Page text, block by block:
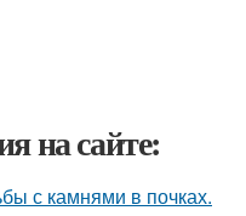
на сайте:
с камнями в почках.